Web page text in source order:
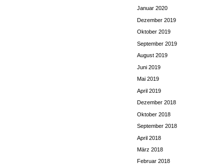
Januar 2020
Dezember 2019
Oktober 2019
September 2019
August 2019
Juni 2019
Mai 2019
April 2019
Dezember 2018
Oktober 2018
September 2018
April 2018
März 2018
Februar 2018